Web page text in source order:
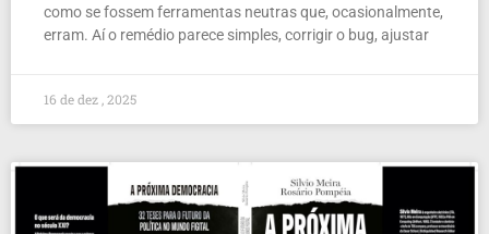
como se fossem ferramentas neutras que, ocasionalmente,
erram. Aí o remédio parece simples, corrigir o bug, ajustar
16 de dez , 2025